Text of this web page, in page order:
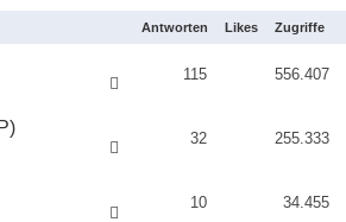
Antworten Likes Zugriffe
115 556.407
32 255.333
10 34.455